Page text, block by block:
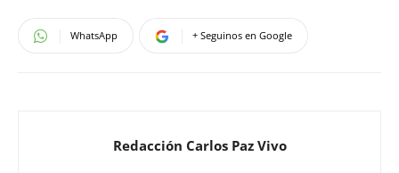
WhatsApp + Seguinos en Google
Redacción Carlos Paz Vivo